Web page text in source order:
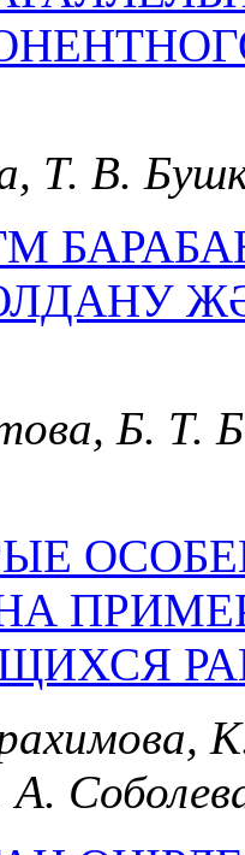
Т. В.
ГМ
Б. Т.
НА
А.